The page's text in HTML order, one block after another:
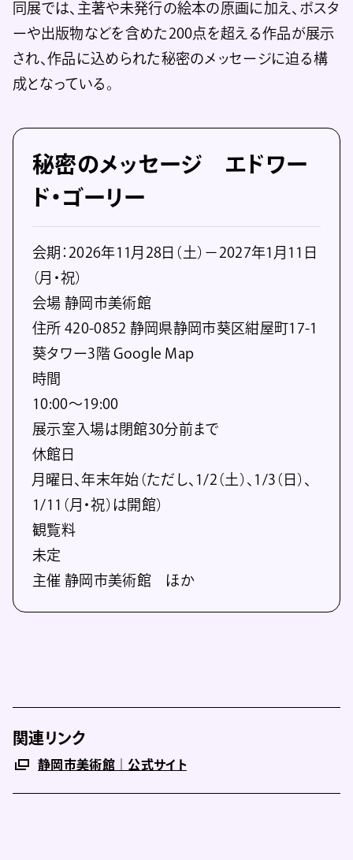
同展では、主著や未発行の絵本の原画に加え、ポスタ
ーや出版物などを含めた200点を超える作品が展示
され、作品に込められた秘密のメッセージに迫る構
成となっている。
秘密のメッセージ エドワー
ド・ゴーリー
会期：2026年11月28日（土）－2027年1月11日
（月・祝）
会場 静岡市美術館
住所 420-0852 静岡県静岡市葵区紺屋町17-1
葵タワー3階 Google Map
時間
10:00〜19:00
展示室入場は閉館30分前まで
休館日
月曜日、年末年始（ただし、1/2（土）、1/3（日）、
1/11（月・祝）は開館）
観覧料
未定
主催 静岡市美術館 ほか
関連リンク
静岡市美術館｜公式サイト